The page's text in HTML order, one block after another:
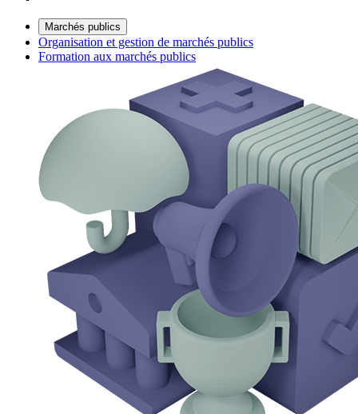
Marchés publics
Organisation et gestion de marchés publics
Formation aux marchés publics